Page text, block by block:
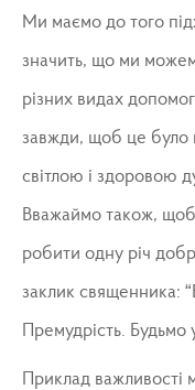
Ми маємо до того
значить, що ми
різних видах
завжди, щоб це було
світлою і здоровою
Вважаймо також,
робити одну річ
заклик священника:
Премудрість. Будьмо
Приклад важливості